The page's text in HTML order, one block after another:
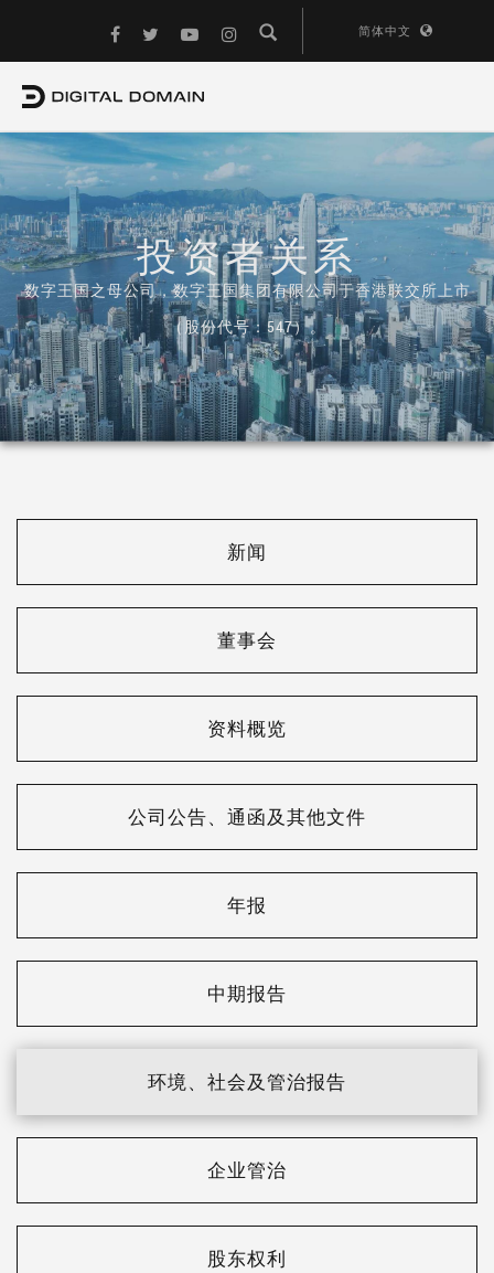
简体中文
投资者关系
数字王国之母公司，数字王国集团有限公司于香港联交所上市
（股份代号：547）。
新闻
董事会
资料概览
公司公告、通函及其他文件
年报
中期报告
环境、社会及管治报告
企业管治
股东权利